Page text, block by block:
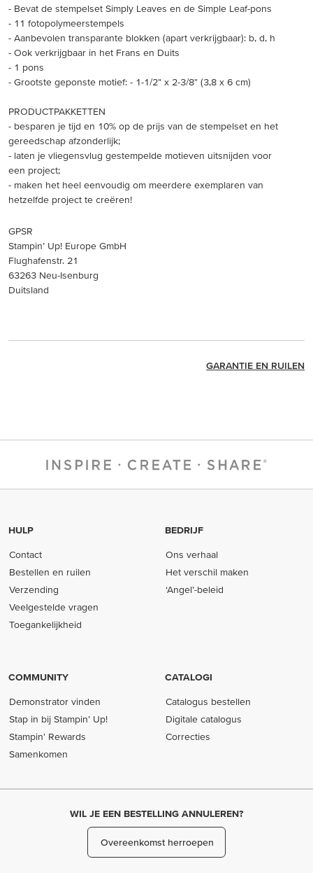
- Bevat de stempelset Simply Leaves en de Simple Leaf-pons
- 11 fotopolymeerstempels
- Aanbevolen transparante blokken (apart verkrijgbaar): b, d, h
- Ook verkrijgbaar in het Frans en Duits
- 1 pons
- Grootste geponste motief: - 1-1/2" x 2-3/8" (3,8 x 6 cm)
PRODUCTPAKKETTEN
- besparen je tijd en 10% op de prijs van de stempelset en het
gereedschap afzonderlijk;
- laten je vliegensvlug gestempelde motieven uitsnijden voor
een project;
- maken het heel eenvoudig om meerdere exemplaren van
hetzelfde project te creëren!
GPSR
Stampin’ Up! Europe GmbH
Flughafenstr. 21
63263 Neu-Isenburg
Duitsland
GARANTIE EN RUILEN
HULP
Contact
Bestellen en ruilen
Verzending
Veelgestelde vragen
Toegankelijkheid
BEDRIJF
Ons verhaal
Het verschil maken
‘Angel’-beleid
COMMUNITY
Demonstrator vinden
Stap in bij Stampin’ Up!
Stampin' Rewards
Samenkomen
CATALOGI
Catalogus bestellen
Digitale catalogus
Correcties
WIL JE EEN BESTELLING ANNULEREN?
Overeenkomst herroepen